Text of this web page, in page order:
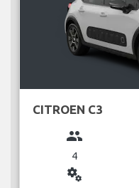
CITROEN C3
group
4
miscellaneous_services